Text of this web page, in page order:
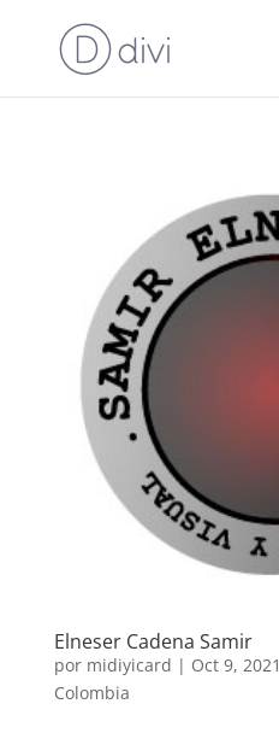
Elneser Cadena Samir
por midiyicard | Oct 9, 2021
Colombia